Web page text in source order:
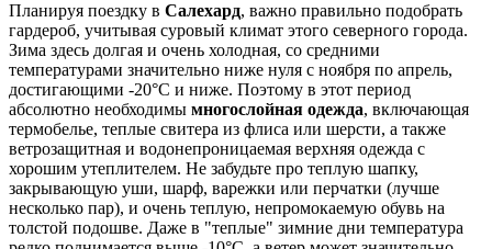
Планируя поездку в Салехард, важно правильно подобрать
гардероб, учитывая суровый климат этого северного города.
Зима здесь долгая и очень холодная, со средними
температурами значительно ниже нуля с ноября по апрель,
достигающими -20°C и ниже. Поэтому в этот период
абсолютно необходимы многослойная одежда, включающая
термобелье, теплые свитера из флиса или шерсти, а также
ветрозащитная и водонепроницаемая верхняя одежда с
хорошим утеплителем. Не забудьте про теплую шапку,
закрывающую уши, шарф, варежки или перчатки (лучше
несколько пар), и очень теплую, непромокаемую обувь на
толстой подошве. Даже в "теплые" зимние дни температура